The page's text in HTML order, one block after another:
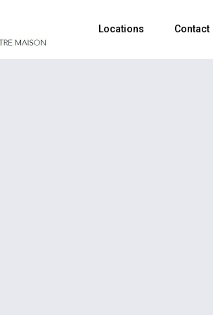
Locations Contact